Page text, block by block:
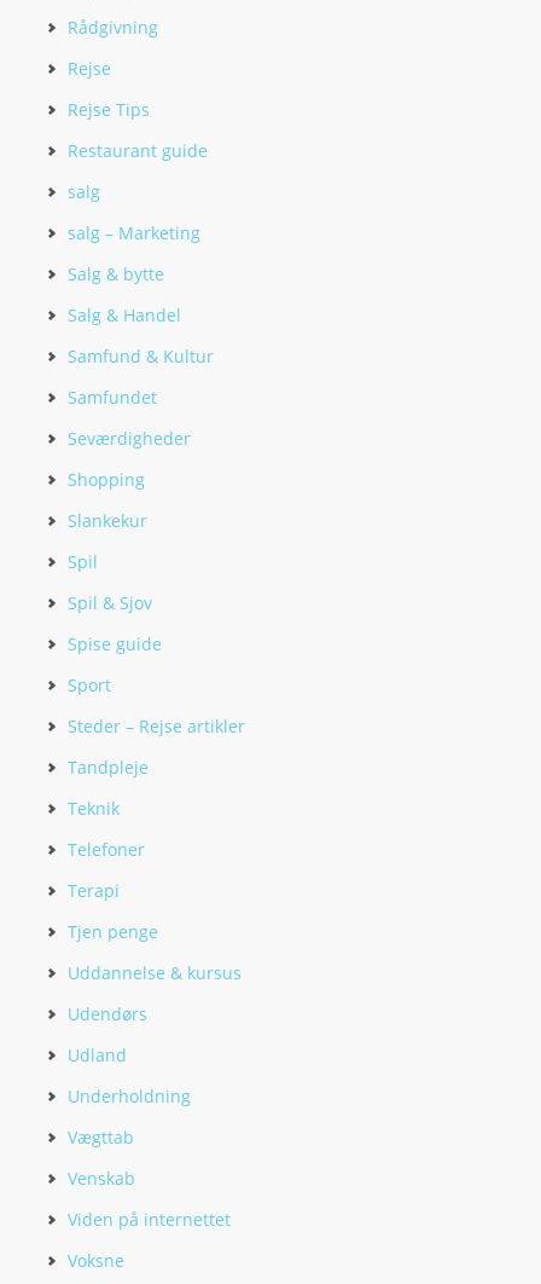
Rådgivning
Rejse
Rejse Tips
Restaurant guide
salg
salg – Marketing
Salg & bytte
Salg & Handel
Samfund & Kultur
Samfundet
Seværdigheder
Shopping
Slankekur
Spil
Spil & Sjov
Spise guide
Sport
Steder – Rejse artikler
Tandpleje
Teknik
Telefoner
Terapi
Tjen penge
Uddannelse & kursus
Udendørs
Udland
Underholdning
Vægttab
Venskab
Viden på internettet
Voksne